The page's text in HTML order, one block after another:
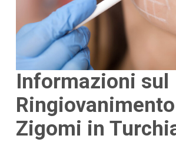
Informazioni sul
Zigomi in